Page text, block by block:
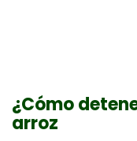
¿Cómo
arroz